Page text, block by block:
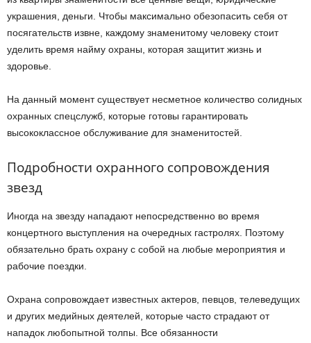
украшения, деньги. Чтобы максимально обезопасить себя от
посягательств извне, каждому знаменитому человеку стоит
уделить время найму охраны, которая защитит жизнь и
здоровье.
На данный момент существует несметное количество солидных
охранных спецслужб, которые готовы гарантировать
высококлассное обслуживание для знаменитостей.
Подробности охранного сопровождения
звезд
Иногда на звезду нападают непосредственно во время
концертного выступления на очередных гастролях. Поэтому
обязательно брать охрану с собой на любые мероприятия и
рабочие поездки.
Охрана сопровождает известных актеров, певцов, телеведущих
и других медийных деятелей, которые часто страдают от
нападок любопытной толпы. Все обязанности